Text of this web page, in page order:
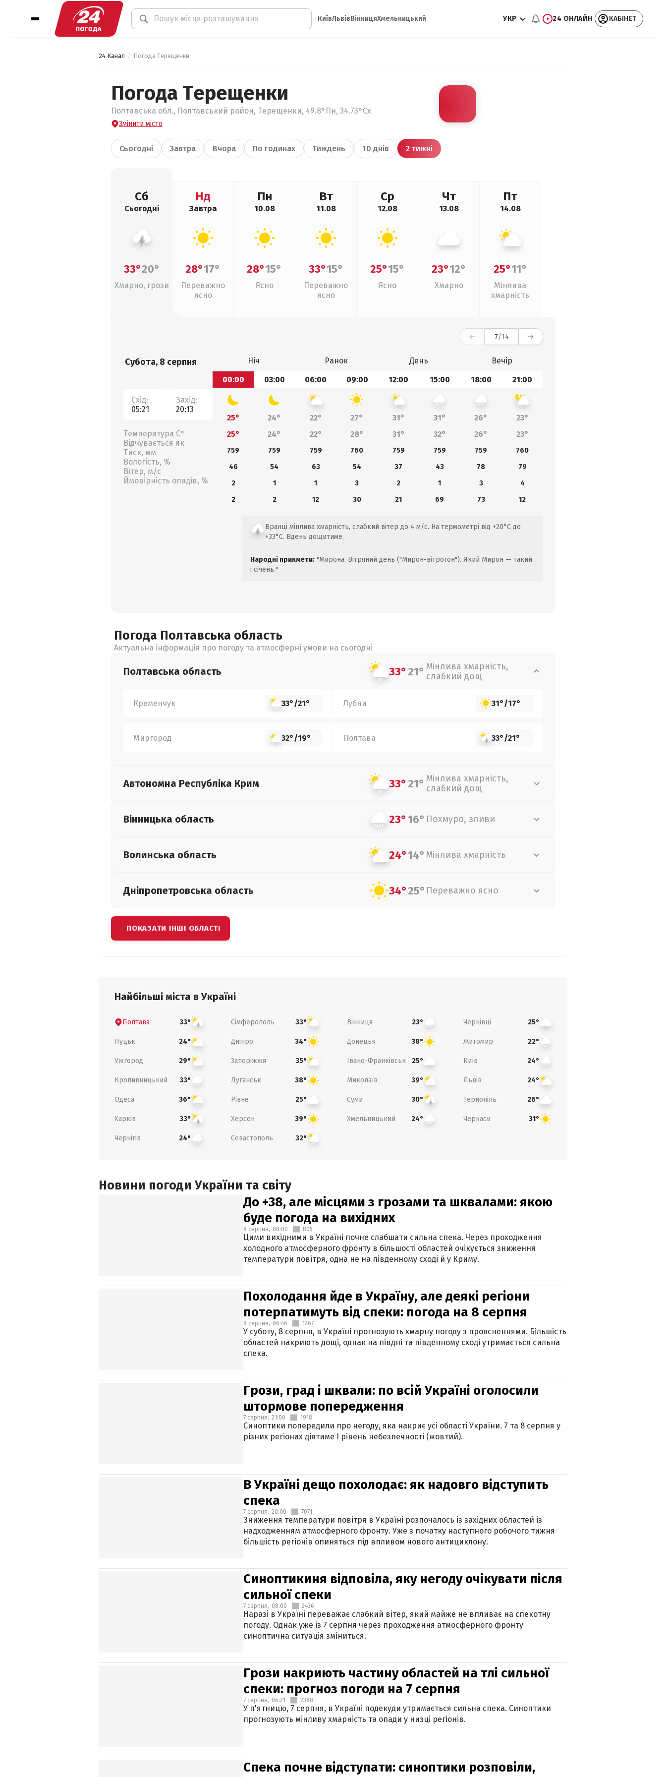
КиївЛьвівВінницяХмельницький УКР 24 ОНЛАЙН КАБІНЕТ
24 Канал Погода Терещенки
Погода Терещенки
Полтавська обл., Полтавський район, Терещенки, 49.8°Пн, 34.73°Сх
Змінити місто
Сьогодні Завтра Вчора По годинах Тиждень 10 днів 2 тижні
Сб
Сьогодні
33°20°
Хмарно, грози
Нд
Завтра
28°17°
Переважно
ясно
Пн
10.08
28°15°
Ясно
Вт
11.08
33°15°
Переважно
ясно
Ср
12.08
25°15°
Ясно
Чт
13.08
23°12°
Хмарно
Пт
14.08
25°11°
Мінлива
хмарність
7/14
Субота, 8 серпня
Схід:
05:21
Захід:
20:13
Температура С°
Відчувається як
Тиск, мм
Вологість, %
Вітер, м/с
Ймовірність опадів, %
Ніч Ранок День
Вечір
00:00
03:00 06:00 09:00 12:00 15:00 18:00 21:00
25° 24° 22° 27° 31° 31° 26°
23°
25°
24° 22° 28° 31° 32° 26° 23°
759 759 759 760 759 759 759
760
46
54 63 54 37 43 78
79
2
1 1 3 2 1 3
4
2
2 12 30 21 69 73 12
Вранці мінлива хмарність, слабкий вітер до 4 м/с. На термометрі від +20°C до
+33°C. Вдень дощитиме.
Народні прикмети: "Мирона. Вітряний день ("Мирон-вітрогон"). Який Мирон — такий
і січень."
Погода Полтавська область
Актуальна інформація про погоду та атмосферні умови на сьогодні
Полтавська область 33°21° Мінлива хмарність,
слабкий дощ
Кременчук 33°/21° Лубни 31°/17°
Миргород 32°/19° Полтава 33°/21°
Автономна Республіка Крим 33°21° Мінлива хмарність,
слабкий дощ
Вінницька область 23°16° Похмуро, зливи
Волинська область 24°14° Мінлива хмарність
Дніпропетровська область 34°25° Переважно ясно
ПОКАЗАТИ ІНШІ ОБЛАСТІ
Найбільші міста в Україні
Полтава 33° Сімферополь 33° Вінниця 23° Чернівці 25°
Луцьк 24° Дніпро 34° Донецьк 38° Житомир 22°
Ужгород 29° Запоріжжя 35° Івано-Франківськ 25° Київ 24°
Кропивницький 33° Луганськ 38° Миколаїв 39° Львів 24°
Одеса 36° Рівне 25° Суми 30° Тернопіль 26°
Харків 33° Херсон 39° Хмельницький 24° Черкаси 31°
Чернігів 24° Севастополь 32°
Новини погоди України та світу
До +38, але місцями з грозами та шквалами: якою
буде погода на вихідних
8 серпня, 08:00 805
Цими вихідними в Україні почне слабшати сильна спека. Через проходження
холодного атмосферного фронту в більшості областей очікується зниження
температури повітря, одна не на південному сході й у Криму.
Похолодання йде в Україну, але деякі регіони
потерпатимуть від спеки: погода на 8 серпня
8 серпня, 06:46 1267
У суботу, 8 серпня, в Україні прогнозують хмарну погоду з проясненнями. Більшість
областей накриють дощі, однак на півдні та південному сході утримається сильна
спека.
Грози, град і шквали: по всій Україні оголосили
штормове попередження
7 серпня, 21:00 1918
Синоптики попередили про негоду, яка накриє усі області України. 7 та 8 серпня у
різних регіонах діятиме І рівень небезпечності (жовтий).
В Україні дещо похолодає: як надовго відступить
спека
7 серпня, 20:00 7071
Зниження температури повітря в Україні розпочалось із західних областей із
надходженням атмосферного фронту. Уже з початку наступного робочого тижня
більшість регіонів опиняться під впливом нового антициклону.
Синоптикиня відповіла, яку негоду очікувати після
сильної спеки
7 серпня, 08:00 2436
Наразі в Україні переважає слабкий вітер, який майже не впливає на спекотну
погоду. Однак уже із 7 серпня через проходження атмосферного фронту
синоптична ситуація зміниться.
Грози накриють частину областей на тлі сильної
спеки: прогноз погоди на 7 серпня
7 серпня, 06:21 2388
У п'ятницю, 7 серпня, в Україні подекуди утримається сильна спека. Синоптики
прогнозують мінливу хмарність та опади у низці регіонів.
Спека почне відступати: синоптики розповіли,